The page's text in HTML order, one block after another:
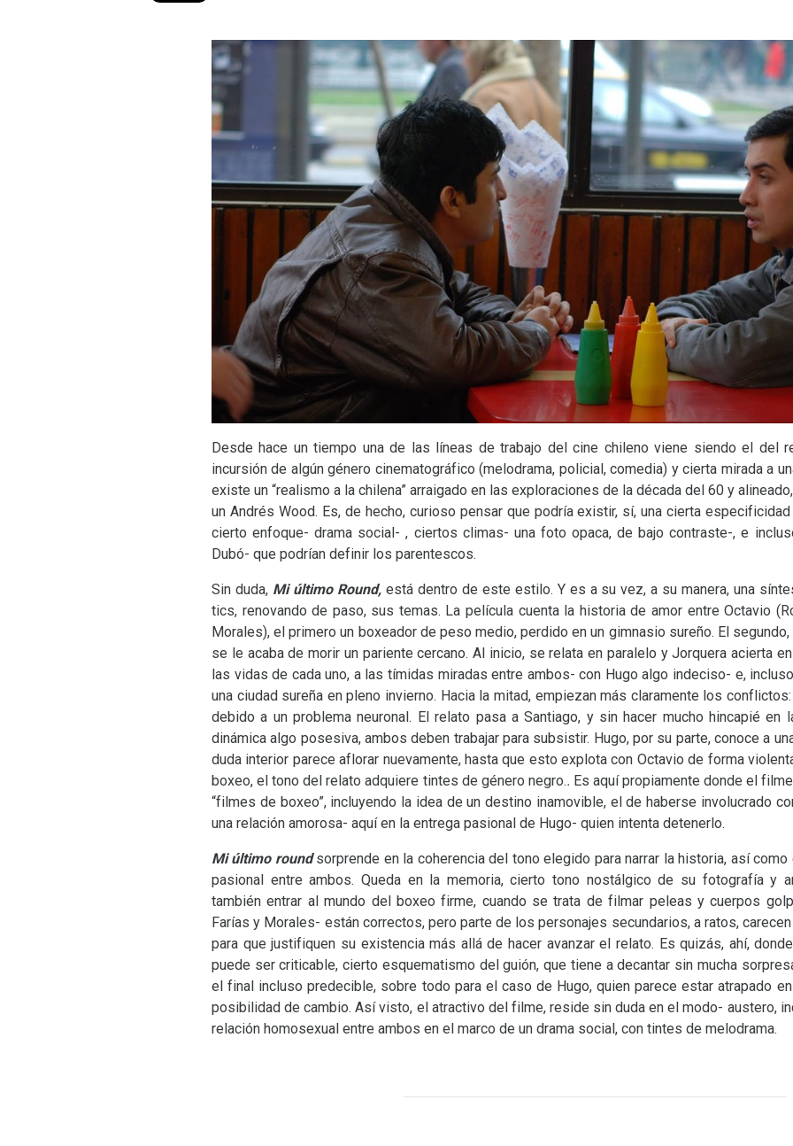
Desde hace un tiempo una de las líneas de trabajo del cine chileno viene siendo el del
incursión de algún género cinematográfico (melodrama, policial, comedia) y cierta mirada a
existe un “realismo a la chilena” arraigado en las exploraciones de la década del 60 y
un Andrés Wood. Es, de hecho, curioso pensar que podría existir, sí, una cierta
cierto enfoque- drama social- , ciertos climas- una foto opaca, de bajo contraste-, e
Dubó- que podrían definir los parentescos.
Sin duda, Mi último Round, está dentro de este estilo. Y es a su vez, a su manera, una
tics, renovando de paso, sus temas. La película cuenta la historia de amor entre Octavio
Morales), el primero un boxeador de peso medio, perdido en un gimnasio sureño. El
se le acaba de morir un pariente cercano. Al inicio, se relata en paralelo y Jorquera acierta
las vidas de cada uno, a las tímidas miradas entre ambos- con Hugo algo indeciso- e,
una ciudad sureña en pleno invierno. Hacia la mitad, empiezan más claramente los
debido a un problema neuronal. El relato pasa a Santiago, y sin hacer mucho hincapié en
dinámica algo posesiva, ambos deben trabajar para subsistir. Hugo, por su parte, conoce a
duda interior parece aflorar nuevamente, hasta que esto explota con Octavio de forma
boxeo, el tono del relato adquiere tintes de género negro.. Es aquí propiamente donde el
“filmes de boxeo”, incluyendo la idea de un destino inamovible, el de haberse involucrado
una relación amorosa- aquí en la entrega pasional de Hugo- quien intenta detenerlo.
Mi último roundsorprende en la coherencia del tono elegido para narrar la historia, así
pasional entre ambos. Queda en la memoria, cierto tono nostálgico de su fotografía y
también entrar al mundo del boxeo firme, cuando se trata de filmar peleas y cuerpos
Farías y Morales- están correctos, pero parte de los personajes secundarios, a ratos,
para que justifiquen su existencia más allá de hacer avanzar el relato. Es quizás, ahí,
puede ser criticable, cierto esquematismo del guión, que tiene a decantar sin mucha
el final incluso predecible, sobre todo para el caso de Hugo, quien parece estar atrapado
posibilidad de cambio. Así visto, el atractivo del filme, reside sin duda en el modo- austero,
relación homosexual entre ambos en el marco de un drama social, con tintes de melodrama.